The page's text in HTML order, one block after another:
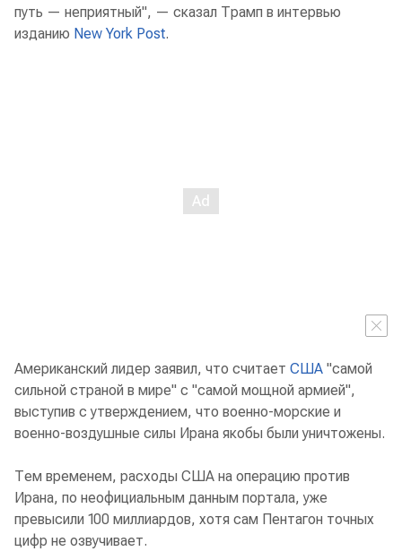
путь — неприятный", — сказал Трамп в интервью
изданию New York Post.
Американский лидер заявил, что считает США "самой
сильной страной в мире" с "самой мощной армией",
выступив с утверждением, что военно-морские и
военно-воздушные силы Ирана якобы были уничтожены.
Тем временем, расходы США на операцию против
Ирана, по неофициальным данным портала, уже
превысили 100 миллиардов, хотя сам Пентагон точных
цифр не озвучивает.